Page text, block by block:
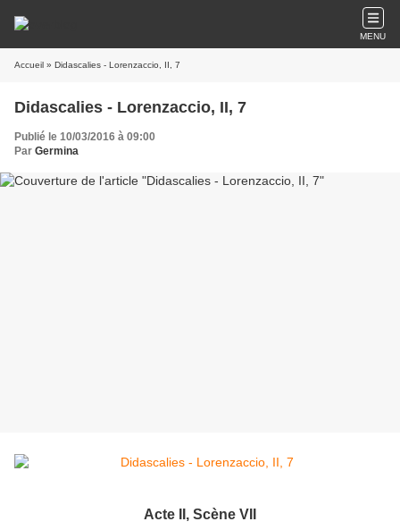
MENU
Accueil » Didascalies - Lorenzaccio, II, 7
Didascalies - Lorenzaccio, II, 7
Publié le 10/03/2016 à 09:00
Par Germina
Acte II, Scène VII